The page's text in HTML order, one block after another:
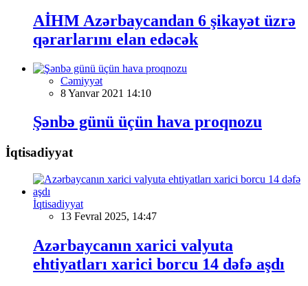
AİHM Azərbaycandan 6 şikayət üzrə
qərarlarını elan edəcək
Cəmiyyət
8 Yanvar 2021 14:10
Şənbə günü üçün hava proqnozu
İqtisadiyyat
İqtisadiyyat
13 Fevral 2025, 14:47
Azərbaycanın xarici valyuta
ehtiyatları xarici borcu 14 dəfə aşdı